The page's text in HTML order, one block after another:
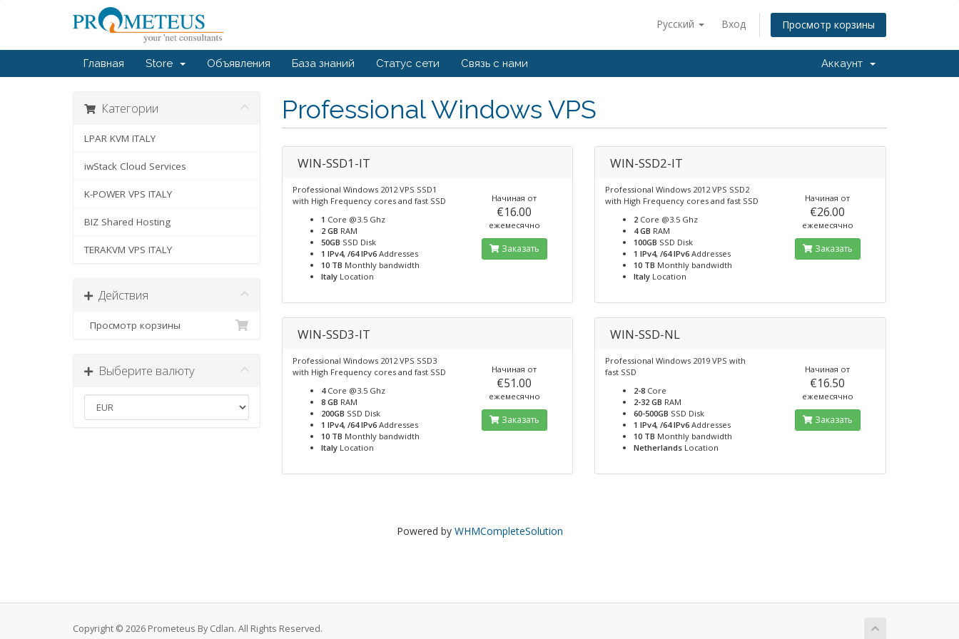
Русский Вход Просмотр корзины
Главная Store Объявления База знаний Статус сети Связь с нами Аккаунт
Professional Windows VPS
Категории
LPAR KVM ITALY
iwStack Cloud Services
K-POWER VPS ITALY
BIZ Shared Hosting
TERAKVM VPS ITALY
Действия
Просмотр корзины
Выберите валюту
WIN-SSD1-IT
Professional Windows 2012 VPS SSD1
with High Frequency cores and fast SSD
1 Core @3.5 Ghz
2 GB RAM
50GB SSD Disk
1 IPv4, /64 IPv6Addresses
10 TB Monthly bandwidth
ItalyLocation
Начиная от
€16.00
ежемесячно
Заказать
WIN-SSD2-IT
Professional Windows 2012 VPS SSD2
with High Frequency cores and fast SSD
2 Core @3.5 Ghz
4 GB RAM
100GB SSD Disk
1 IPv4, /64 IPv6 Addresses
10 TB Monthly bandwidth
Italy Location
Начиная от
€26.00
ежемесячно
Заказать
WIN-SSD3-IT
Professional Windows 2012 VPS SSD3
with High Frequency cores and fast SSD
4Core @3.5 Ghz
8 GB RAM
200GB SSD Disk
1 IPv4, /64 IPv6Addresses
10 TB Monthly bandwidth
ItalyLocation
Начиная от
€51.00
ежемесячно
Заказать
WIN-SSD-NL
Professional Windows 2019 VPS with
fast SSD
2-8 Core
2-32 GB RAM
60-500GB SSD Disk
1 IPv4, /64 IPv6 Addresses
10 TB Monthly bandwidth
Netherlands Location
Начиная от
€16.50
ежемесячно
Заказать
Powered by WHMCompleteSolution
Copyright © 2026 Prometeus By Cdlan. All Rights Reserved.